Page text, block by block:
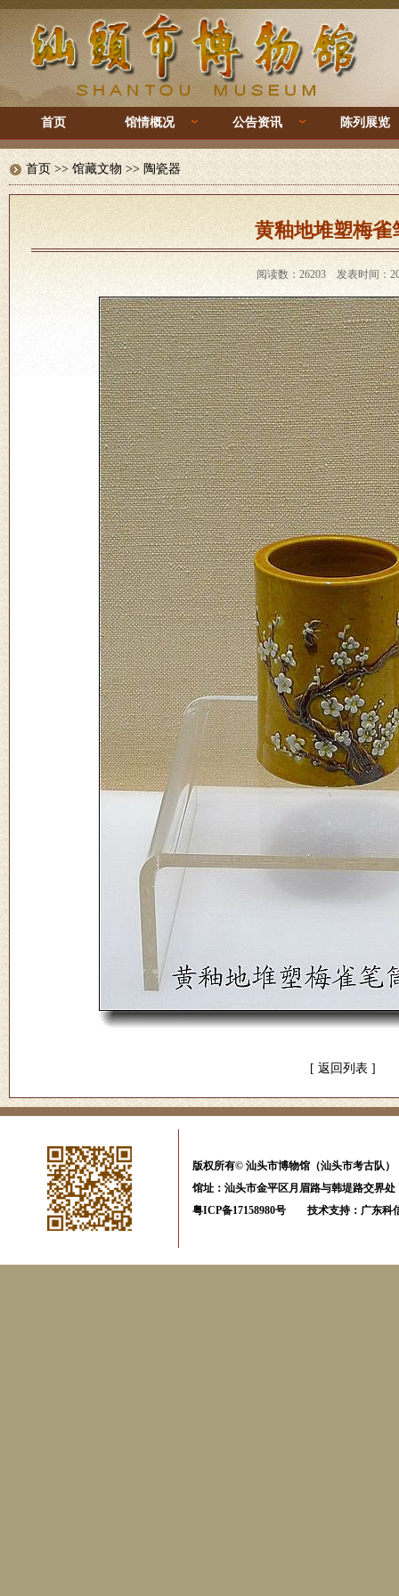
首页 馆情概况 公告资讯 陈列展览
首页>> 馆藏文物 >> 陶瓷器
黄釉地堆塑梅雀
阅读数：26203 发表时间：
[ 返回列表 ]
版权所有© 汕头市博物馆（汕头市考古队
馆址：汕头市金平区月眉路与韩堤路交
粤ICP备17158980号 技术支持： 广东科